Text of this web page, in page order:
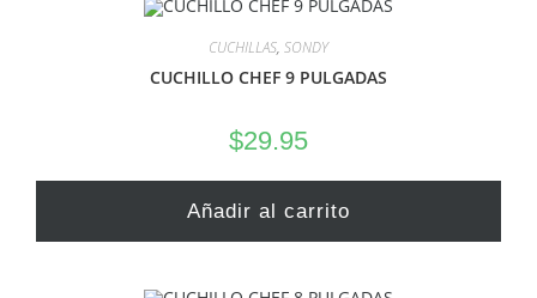
CUCHILLAS, SONDY
CUCHILLO CHEF 9 PULGADAS
$29.95
Añadir al carrito